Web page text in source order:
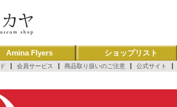
Amina Flyers ショップリスト
公式サイト
商品取り扱いのご注意
会員サービス